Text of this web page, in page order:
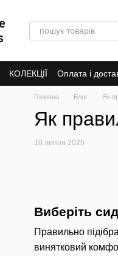
КОЛЕКЦІЇ Оплата і
Головна Блог Як
Як
10 липня 2025
Виберіть
Правильно
винятковий